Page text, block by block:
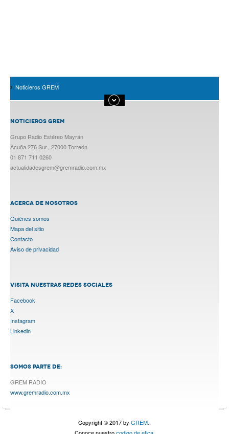
Noticieros GREM
NOTICIEROS GREM
Grupo Radio Estéreo Mayrán
Acuña 276 Sur., 27000 Torreón
01 871 711 0260
actualidadesgrem@gremradio.com.mx
ACERCA DE NOSOTROS
Quiénes somos
Mapa del sitio
Contacto
Aviso de privacidad
VISITA NUESTRAS REDES SOCIALES
Facebook
X
Instagram
Linkedin
SOMOS PARTE DE:
GREM RADIO
www.gremradio.com.mx
Copyright © 2017 by GREM..